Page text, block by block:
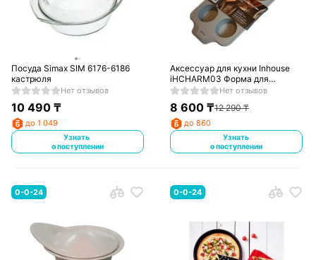
Посуда Simax SIM 6176-6186
кастрюля
Нет отзывов
10 490₸
до 1 049
Узнать
о поступлении
Аксессуар для кухни Inhouse
iHCHARM03 Форма для
выпечки
Нет отзывов
8 600 ₸12 290₸
до 860
Узнать
о поступлении
0-0-24 0-0-24